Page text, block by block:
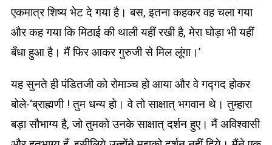
एकमात्र शिष्य भेट दे गया है। बस, इतना कहकर वह चला गया
और कह गया कि मिठाई की थाली यहीं रखी है, मेरा घोड़ा भी यहीं
बँधा हुआ है। मैं फिर आकर गुरुजी से मिल लूंगा।’
यह सुनते ही पंडितजी को रोमाञ्च हो आया और वे गद्गद होकर
बोले-‘ब्राह्मणी ! तुम धन्य हो। वे तो साक्षात् भगवान थे। तुम्हारा
बड़ा सौभाग्य है, जो तुमको उनके साक्षात् दर्शन हुए। मैं अविश्वासी